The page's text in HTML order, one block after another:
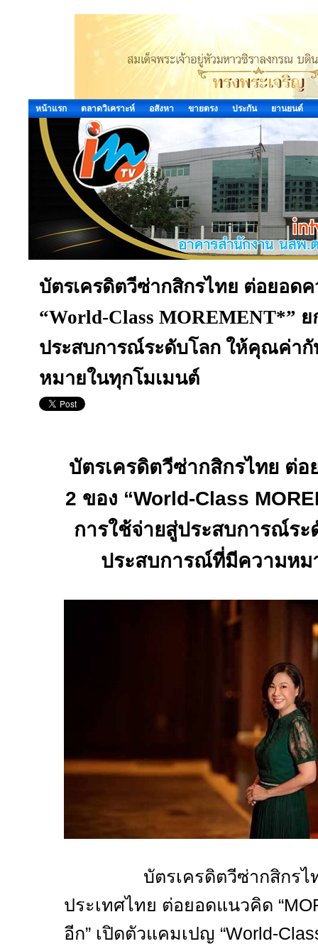
หน้าแรก ตลาดวิเคราะห์ อสังหา ขายตรง ประกัน ยานยนต์
บัตรเครดิตวีซ่ากสิกรไทย ต่อยอด
“World-Class MOREMENT*”
ประสบการณ์ระดับโลก ให้คุณค่า
หมายในทุกโมเมนต์
บัตรเครดิตวีซ่ากสิกรไทย ต่อ
2 ของ “World-Class
การใช้จ่ายสู่ประสบการณ์ร
ประสบการณ์ที่มีความหม
บัตรเครดิตวีซ่ากสิกรไทย
ประเทศไทย ต่อยอดแนวคิด “
อีก” เปิดตัวแคมเปญ “World-